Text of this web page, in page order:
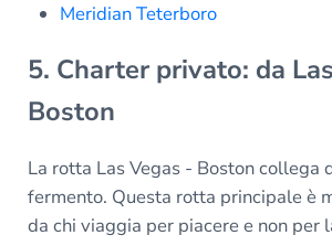
Meridian Teterboro
5. Charter privato: da
Boston
La rotta Las Vegas - Boston collega
fermento. Questa rotta principale è
da chi viaggia per piacere e non per